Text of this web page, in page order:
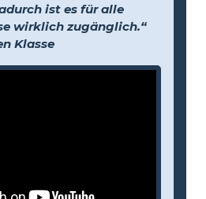
ist es für alle
wirklich zugänglich.“
Klasse